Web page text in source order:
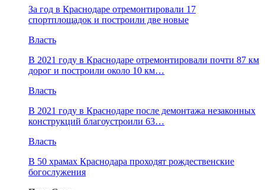
За год в Краснодаре отремонтировали 17
спортплощадок и построили две новые
Власть
В 2021 году в Краснодаре отремонтировали почти 87 км
дорог и построили около 10 км…
Власть
В 2021 году в Краснодаре после демонтажа незаконных
конструкций благоустроили 63…
Власть
В 50 храмах Краснодара проходят рождественские
богослужения